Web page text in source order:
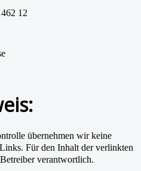
12
übernehmen wir keine
Für den Inhalt der verlinkten
verantwortlich.